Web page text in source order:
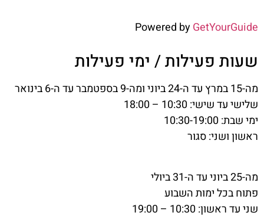
Powered byGetYourGuide
שעות פעילות / ימי פעילות
מה-15 במרץ עד ה-24 ביוני ומה-9 בספטמבר עד ה-6 בינואר
שלישי עד שישי: 10:30 – 18:00
ימי שבת: 10:30-19:00
ראשון ושני: סגור
מה-25 ביוני עד ה-31 ביולי
פתוח בכל ימות השבוע
שני עד ראשון: 10:30 – 19:00